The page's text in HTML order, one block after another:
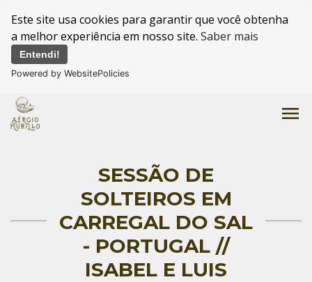
Este site usa cookies para garantir que você obtenha
a melhor experiência em nosso site. Saber mais
Entendi!
Powered by WebsitePolicies
menu
SESSÃO DE
SOLTEIROS EM
CARREGAL DO SAL
- PORTUGAL //
ISABEL E LUIS